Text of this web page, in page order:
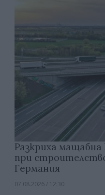
Разкриха
при
Германия
07.08.2026 / 12:30